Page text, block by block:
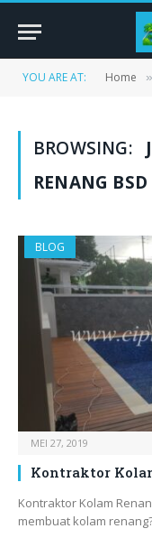
YOU ARE AT: Home »
BROWSING:
RENANG BSD
BLOG
MEI 27, 2019
Kontraktor
Kontraktor Kolam
membuat kolam